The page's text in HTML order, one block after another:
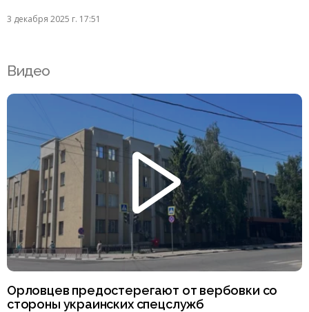
3 декабря 2025 г. 17:51
Видео
Орловцев предостерегают от вербовки со
стороны украинских спецслужб